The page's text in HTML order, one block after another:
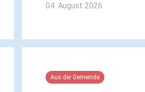
04. August 2026
Aus der Gemeinde